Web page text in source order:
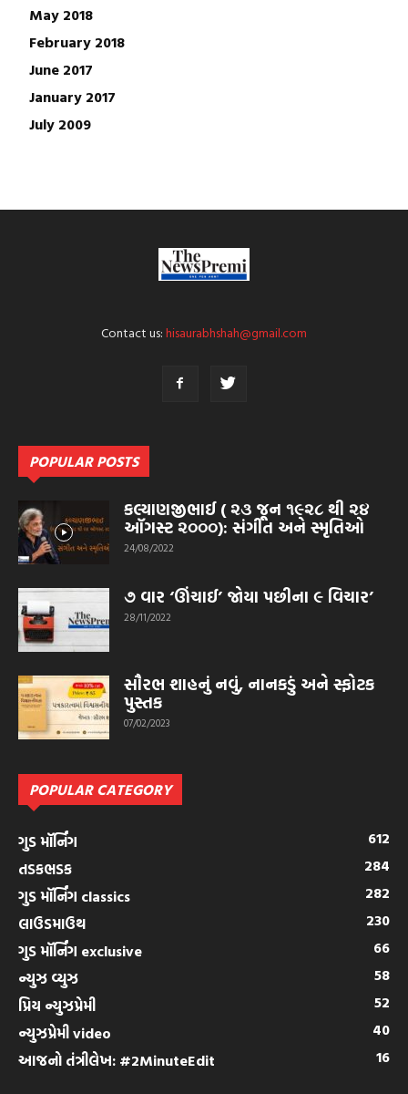
May 2018
February 2018
June 2017
January 2017
July 2009
Contact us:hisaurabhshah@gmail.com
POPULAR POSTS
કલ્યાણજીભાઈ ( ૨૩ જૂન ૧૯૨૮ થી ૨૪
ઑગસ્ટ ૨૦૦૦): સંગીત અને સ્મૃતિઓ
24/08/2022
૭ વાર ‘ઊંચાઈ’ જોયા પછીના ૯ વિચાર’
28/11/2022
સૌરભ શાહનું નવું, નાનકડું અને સ્ફોટક
પુસ્તક
07/02/2023
POPULAR CATEGORY
ગુડ મૉર્નિંગ
612
તડકભડક
284
ગુડ મૉર્નિંગ classics
282
લાઉડમાઉથ
230
ગુડ મૉર્નિંગ exclusive
66
ન્યુઝ વ્યુઝ
58
પ્રિય ન્યુઝપ્રેમી
52
ન્યુઝપ્રેમી video
40
આજનો તંત્રીલેખ: #2MinuteEdit
16